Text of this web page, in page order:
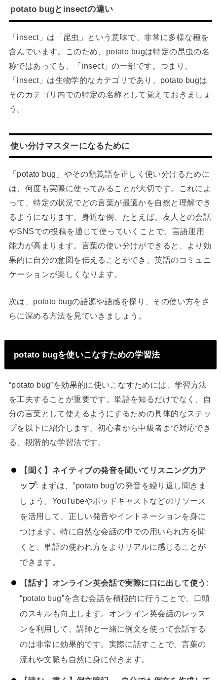
potato bugとinsectの違い
「insect」は「昆虫」という意味で、非常に多様な種を
含んでいます。このため、potato bugは特定の昆虫の名
称ではあっても、「insect」の一部です。つまり、
「insect」は生物学的なカテゴリであり、potato bugは
そのカテゴリ内での特定の名称として覚えておきましょ
う。
使い分けマスターになるために
「potato bug」やその類義語を正しく使い分けるために
は、何度も実際に使ってみることが大切です。これによ
って、特定の状況でどの言葉が最適かを自然と理解でき
るようになります。身近な例、たとえば、友人との会話
やSNSでの投稿を通じて使っていくことで、言語運用
能力が高まります。言葉の使い分けができると、より効
果的に自分の意図を伝えることができ、英語のコミュニ
ケーションが楽しくなります。
次は、potato bugの語源や語感を探り、その使い方をさ
らに深める方法を見ていきましょう。
potato bugを使いこなすための学習法
“potato bug”を効果的に使いこなすためには、学習方法
を工夫することが重要です。単語を知るだけでなく、自
分の言葉として使えるようにするための具体的なステッ
プを以下に紹介します。初心者から中級者まで対応でき
る、段階的な学習法です。
【聞く】ネイティブの発音を聞いてリスニング力ア
ップ: まずは、”potato bug”の発音を繰り返し聞きま
しょう。YouTubeやポッドキャストなどのリソース
を活用して、正しい発音やイントネーションを身に
つけます。特に自然な会話の中での用いられ方を聞
くと、単語の使われ方をよりリアルに感じることが
できます。
【話す】オンライン英会話で実際に口に出して使う :
“potato bug”を含む会話を積極的に行うことで、口頭
のスキルも向上します。オンライン英会話のレッス
ンを利用して、講師と一緒に例文を使って会話する
のは非常に効果的です。実際に話すことで、言葉の
流れや文脈も自然に身に付きます。